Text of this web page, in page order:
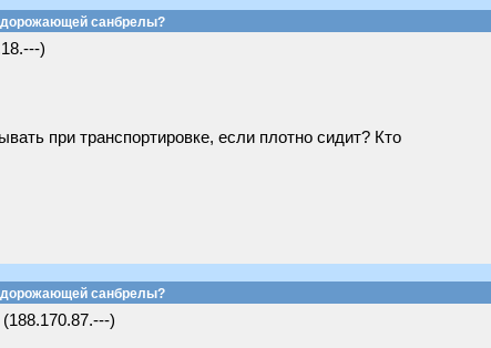
санбрелы?
)
при транспортировке, если плотно сидит? Кто
санбрелы?
)